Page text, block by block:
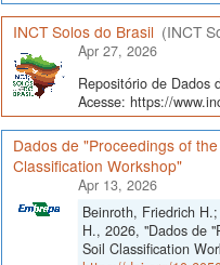
INCT Solos do Brasil (INCT
Apr 27, 2026
Repositório de Dados
Acesse: https://
Dados de "Proceedings of
Classification Workshop"
Apr 13, 2026
Beinroth, Friedrich
H., 2026, "Dados de
Soil Classification